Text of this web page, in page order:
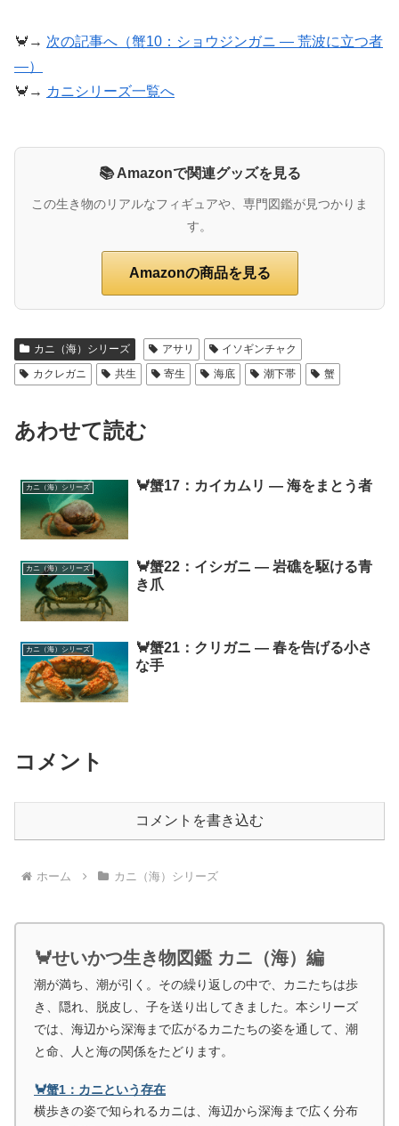
🦀→ 次の記事へ（蟹10：ショウジンガニ ― 荒波に立つ者
―）
🦀→ カニシリーズ一覧へ
📚 Amazonで関連グッズを見る
この生き物のリアルなフィギュアや、専門図鑑が見つかりま
す。
Amazonの商品を見る
カニ（海）シリーズ アサリ
イソギンチャク
カクレガニ
共生 寄生 海底 潮下帯 蟹
あわせて読む
カニ（海）シリーズ 🦀蟹17：カイカムリ ― 海をまとう者
カニ（海）シリーズ
🦀蟹22：イシガニ ― 岩礁を駆ける青
き爪
カニ（海）シリーズ
🦀蟹21：クリガニ ― 春を告げる小さ
な手
コメント
コメントを書き込む
ホーム カニ（海）シリーズ
🦀せいかつ生き物図鑑 カニ（海）編
潮が満ち、潮が引く。その繰り返しの中で、カニたちは歩
き、隠れ、脱皮し、子を送り出してきました。本シリーズ
では、海辺から深海まで広がるカニたちの姿を通して、潮
と命、人と海の関係をたどります。
🦀蟹1：カニという存在
横歩きの姿で知られるカニは、海辺から深海まで広く分布